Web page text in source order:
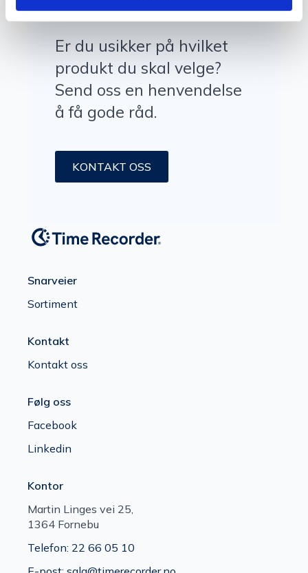
Er du usikker på hvilket
produkt du skal velge?
Send oss en henvendelse
å få gode råd.
KONTAKT OSS
Snarveier
Sortiment
Kontakt
Kontakt oss
Følg oss
Facebook
Linkedin
Kontor
Martin Linges vei 25,
1364 Fornebu
Telefon: 22 66 05 10